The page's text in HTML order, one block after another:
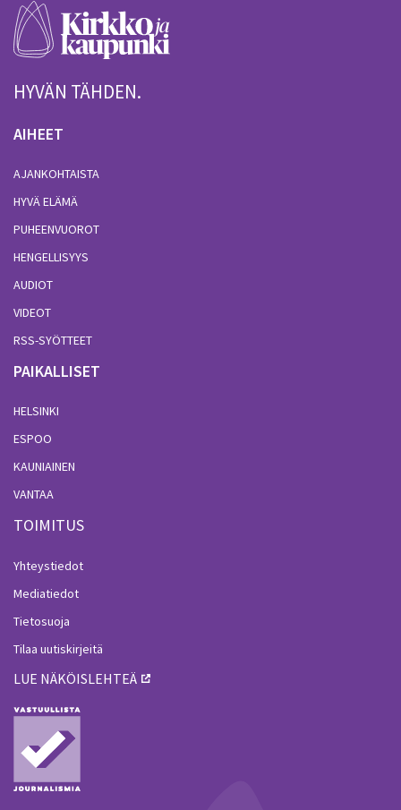
HYVÄN TÄHDEN.
AIHEET
AJANKOHTAISTA
HYVÄ ELÄMÄ
PUHEENVUOROT
HENGELLISYYS
AUDIOT
VIDEOT
RSS-SYÖTTEET
PAIKALLISET
HELSINKI
ESPOO
KAUNIAINEN
VANTAA
TOIMITUS
Yhteystiedot
Mediatiedot
Tietosuoja
Tilaa uutiskirjeitä
LUE NÄKÖISLEHTEÄ